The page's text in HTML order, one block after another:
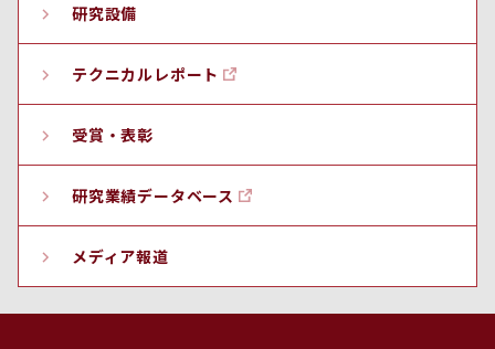
研究設備
テクニカルレポート
受賞・表彰
研究業績データベース
メディア報道